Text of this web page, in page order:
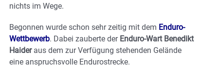
nichts im Wege.
Begonnen wurde schon sehr zeitig mit dem Enduro-
Wettbewerb. Dabei zauberte der Enduro-Wart Benedikt
Haideraus dem zur Verfügung stehenden Gelände
eine anspruchsvolle Endurostrecke.